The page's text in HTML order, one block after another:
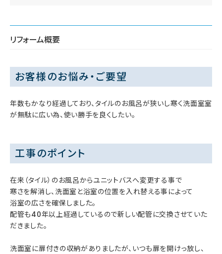
リフォーム概要
お客様のお悩み・ご要望
年数もかなり経過しており、タイルのお風呂が狭いし寒く洗面室室
が無駄に広い為、使い勝手を良くしたい。
工事のポイント
在来（タイル）のお風呂からユニットバスへ変更する事で
寒さを解消し、洗面室と浴室の位置を入れ替える事によって
浴室の広さを確保しました。
配管も40年以上経過しているので新しい配管に交換させていた
だきました。
洗面室に扉付きの収納がありましたが、いつも扉を開けっ放し、